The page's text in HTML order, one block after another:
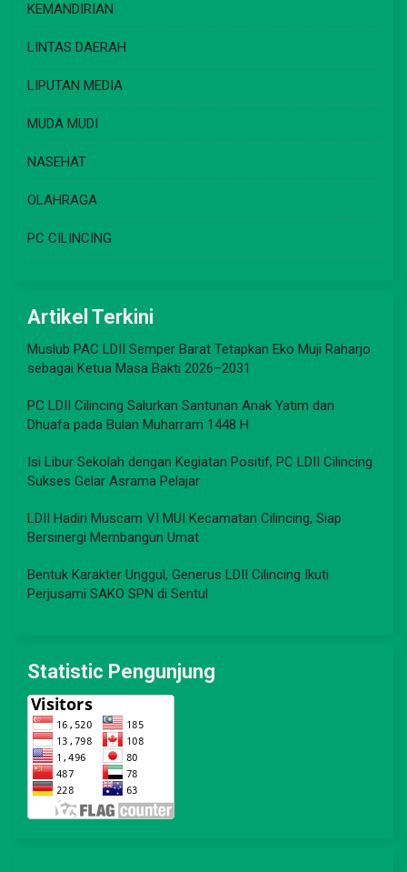
KEMANDIRIAN
LINTAS DAERAH
LIPUTAN MEDIA
MUDA MUDI
NASEHAT
OLAHRAGA
PC CILINCING
Artikel Terkini
Muslub PAC LDII Semper Barat Tetapkan Eko Muji Raharjo
sebagai Ketua Masa Bakti 2026–2031
PC LDII Cilincing Salurkan Santunan Anak Yatim dan
Dhuafa pada Bulan Muharram 1448 H
Isi Libur Sekolah dengan Kegiatan Positif, PC LDII Cilincing
Sukses Gelar Asrama Pelajar
LDII Hadiri Muscam VI MUI Kecamatan Cilincing, Siap
Bersinergi Membangun Umat
Bentuk Karakter Unggul, Generus LDII Cilincing Ikuti
Perjusami SAKO SPN di Sentul
Statistic Pengunjung